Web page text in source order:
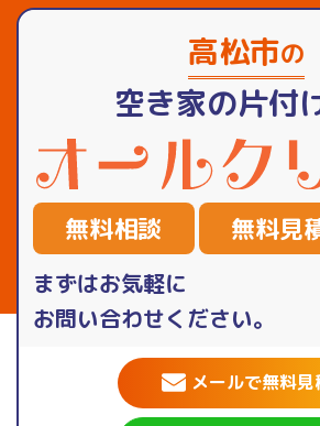
高松市の
空き家の片付
無料相談 無料見
まずはお気軽に
お問い合わせください。
メールで無料見